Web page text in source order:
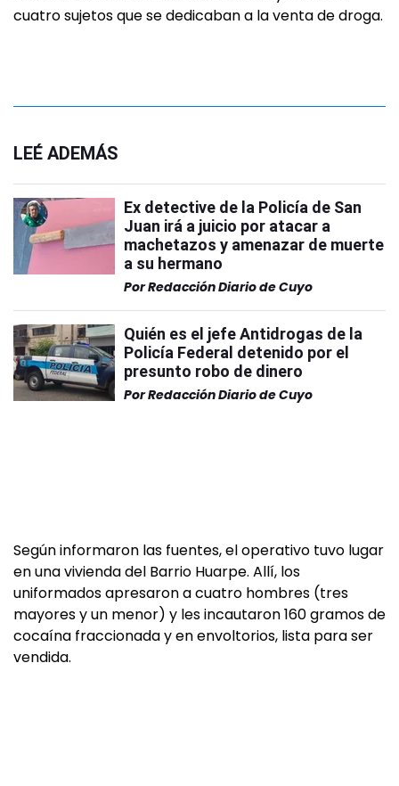
cuatro sujetos que se dedicaban a la venta de droga.
LEÉ ADEMÁS
Ex detective de la Policía de San
Juan irá a juicio por atacar a
machetazos y amenazar de muerte
a su hermano
PorRedacción Diario de Cuyo
Quién es el jefe Antidrogas de la
Policía Federal detenido por el
presunto robo de dinero
PorRedacción Diario de Cuyo
Según informaron las fuentes, el operativo tuvo lugar
en una vivienda del Barrio Huarpe. Allí, los
uniformados apresaron a cuatro hombres (tres
mayores y un menor) y les incautaron 160 gramos de
cocaína fraccionada y en envoltorios, lista para ser
vendida.